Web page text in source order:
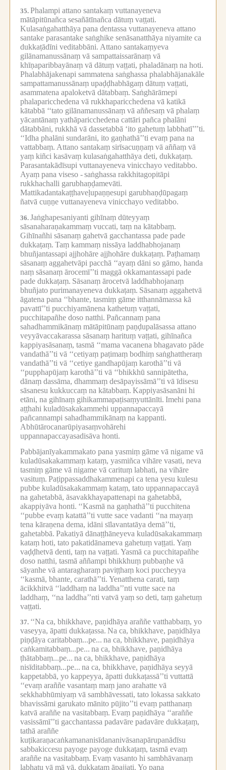
35. Phalampi attano santakaṃ vuttanayeneva
mātāpitūnañca sesañātīnañca dātuṃ vaṭṭati.
Kulasaṅgahatthāya pana dentassa vuttanayeneva attano
santake parasantake saṅghike senāsanatthāya niyamite ca
dukkaṭādīni veditabbāni. Attano santakaṃyeva
gilānamanussānaṃ vā sampattaissarānaṃ vā
khīṇaparibbayānaṃ vā dātuṃ vaṭṭati, phaladānaṃ na hoti.
Phalabhājakenapi sammatena saṅghassa phalabhājanakāle
sampattamanussānaṃ upaḍḍhabhāgaṃ dātuṃ vaṭṭati,
asammatena apaloketvā dātabbaṃ. Saṅghārāmepi
phalaparicchedena vā rukkhaparicchedena vā katikā
kātabbā ‘‘tato gilānamanussānaṃ vā aññesaṃ vā phalaṃ
yācantānaṃ yathāparicchedena cattāri pañca phalāni
dātabbāni, rukkhā vā dassetabbā ‘ito gahetuṃ labbhatī’’’ti.
‘‘Idha phalāni sundarāni, ito gaṇhathā’’ti evaṃ pana na
vattabbaṃ. Attano santakaṃ sirīsacuṇṇaṃ vā aññaṃ vā
yaṃ kiñci kasāvaṃ kulasaṅgahatthāya deti, dukkaṭaṃ.
Parasantakādīsupi vuttanayeneva vinicchayo veditabbo.
Ayaṃ pana viseso -saṅghassa rakkhitagopitāpi
rukkhachalli garubhaṇḍamevāti.
Mattikadantakaṭṭhaveḷupaṇṇesupi garubhaṇḍūpagaṃ
ñatvā cuṇṇe vuttanayeneva vinicchayo veditabbo.
36. Jaṅghapesaniyanti gihīnaṃ dūteyyaṃ
sāsanaharaṇakammaṃ vuccati, taṃ na kātabbaṃ.
Gihīnañhi sāsanaṃ gahetvā gacchantassa pade pade
dukkaṭaṃ. Taṃ kammaṃ nissāya laddhabhojanaṃ
bhuñjantassapi ajjhohāre ajjhohāre dukkaṭaṃ. Paṭhamaṃ
sāsanaṃ aggahetvāpi pacchā ‘‘ayaṃ dāni so gāmo, handa
naṃ sāsanaṃ ārocemī’’ti maggā okkamantassapi pade
pade dukkaṭaṃ. Sāsanaṃ ārocetvā laddhabhojanaṃ
bhuñjato purimanayeneva dukkaṭaṃ. Sāsanaṃ aggahetvā
āgatena pana ‘‘bhante, tasmiṃ gāme itthannāmassa kā
pavattī’’ti pucchiyamānena kathetuṃ vaṭṭati,
pucchitapañhe doso natthi. Pañcannaṃ pana
sahadhammikānaṃ mātāpitūnaṃ paṇḍupalāsassa attano
veyyāvaccakarassa sāsanaṃ harituṃ vaṭṭati, gihīnañca
kappiyasāsanaṃ, tasmā ‘‘mama vacanena bhagavato pāde
vandathā’’ti vā ‘‘cetiyaṃ paṭimaṃ bodhiṃ saṅghattheraṃ
vandathā’’ti vā ‘‘cetiye gandhapūjaṃ karothā’’ti vā
‘‘pupphapūjaṃ karothā’’ti vā ‘‘bhikkhū sannipātetha,
dānaṃ dassāma, dhammaṃ desāpayissāmā’’ti vā īdisesu
sāsanesu kukkuccaṃ na kātabbaṃ. Kappiyasāsanāni hi
etāni, na gihīnaṃ gihikammapaṭisaṃyuttānīti. Imehi pana
aṭṭhahi kuladūsakakammehi uppannapaccayā
pañcannampi sahadhammikānaṃ na kappanti.
Abhūtārocanarūpiyasaṃvohārehi
uppannapaccayasadisāva honti.
Pabbājanīyakammakato pana yasmiṃ gāme vā nigame vā
kuladūsakakammaṃ kataṃ, yasmiñca vihāre vasati, neva
tasmiṃ gāme vā nigame vā carituṃ labhati, na vihāre
vasituṃ. Paṭippassaddhakammenapi ca tena yesu kulesu
pubbe kuladūsakakammaṃ kataṃ, tato uppannapaccayā
na gahetabbā, āsavakkhayapattenapi na gahetabbā,
akappiyāva honti. ‘‘Kasmā na gaṇhathā’’ti pucchitena
‘‘pubbe evaṃ katattā’’ti vutte sace vadanti ‘‘na mayaṃ
tena kāraṇena dema, idāni sīlavantatāya demā’’ti,
gahetabbā. Pakatiyā dānaṭṭhāneyeva kuladūsakakammaṃ
kataṃ hoti, tato pakatidānameva gahetuṃ vaṭṭati. Yaṃ
vaḍḍhetvā denti, taṃ na vaṭṭati. Yasmā ca pucchitapañhe
doso natthi, tasmā aññampi bhikkhuṃ pubbaṇhe vā
sāyanhe vā antaragharaṃ paviṭṭhaṃ koci puccheyya
‘‘kasmā, bhante, carathā’’ti. Yenatthena carati, taṃ
ācikkhitvā ‘‘laddhaṃ na laddha’’nti vutte sace na
laddhaṃ, ‘‘na laddha’’nti vatvā yaṃ so deti, taṃ gahetuṃ
vaṭṭati.
37. ‘‘Na ca, bhikkhave, paṇidhāya araññe vatthabbaṃ, yo
vaseyya, āpatti dukkaṭassa. Na ca, bhikkhave, paṇidhāya
piṇḍāya caritabbaṃ...pe... na ca, bhikkhave, paṇidhāya
caṅkamitabbaṃ...pe... na ca, bhikkhave, paṇidhāya
ṭhātabbaṃ...pe... na ca, bhikkhave, paṇidhāya
nisīditabbaṃ...pe... na ca, bhikkhave, paṇidhāya seyyā
kappetabbā, yo kappeyya, āpatti dukkaṭassā’’ti vuttattā
‘‘evaṃ araññe vasantaṃ maṃ jano arahatte vā
sekkhabhūmiyaṃ vā sambhāvessati, tato lokassa sakkato
bhavissāmi garukato mānito pūjito’’ti evaṃ patthanaṃ
katvā araññe na vasitabbaṃ. Evaṃ paṇidhāya ‘‘araññe
vasissāmī’’ti gacchantassa padavāre padavāre dukkaṭaṃ,
tathā araññe
kuṭikaraṇacaṅkamananisīdananivāsanapārupanādīsu
sabbakiccesu payoge payoge dukkaṭaṃ, tasmā evaṃ
araññe na vasitabbaṃ. Evaṃ vasanto hi sambhāvanaṃ
labhatu vā mā vā, dukkaṭaṃ āpajjati. Yo pana